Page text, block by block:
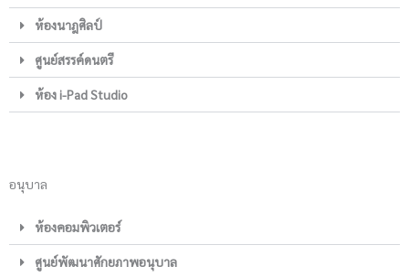
ห้องนาฎศิลป์
ศูนย์สรรค์ดนตรี
ห้อง i-Pad Studio
อนุบาล
ห้องคอมพิวเตอร์
ศูนย์พัฒนาศักยภาพอนุบาล